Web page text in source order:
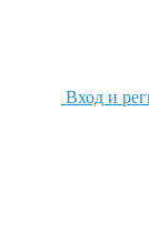
Вход и